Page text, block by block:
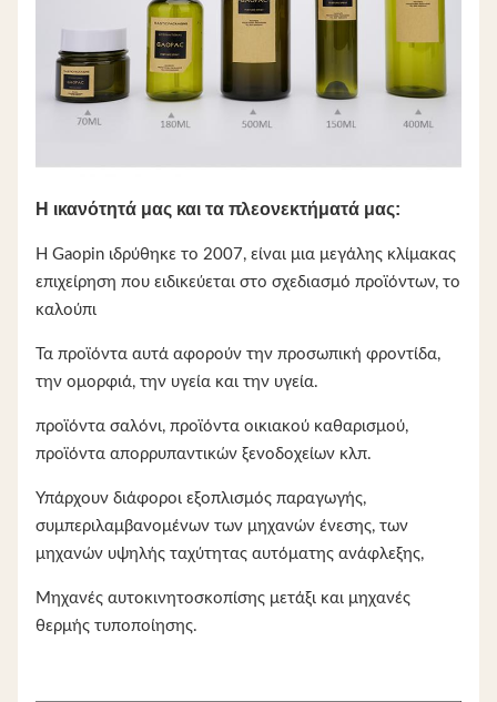
Η ικανότητά μας και τα πλεονεκτήματά μας:
Η Gaopin ιδρύθηκε το 2007, είναι μια μεγάλης κλίμακας
επιχείρηση που ειδικεύεται στο σχεδιασμό προϊόντων, το
καλούπι
Τα προϊόντα αυτά αφορούν την προσωπική φροντίδα,
την ομορφιά, την υγεία και την υγεία.
προϊόντα σαλόνι, προϊόντα οικιακού καθαρισμού,
προϊόντα απορρυπαντικών ξενοδοχείων κλπ.
Υπάρχουν διάφοροι εξοπλισμός παραγωγής,
συμπεριλαμβανομένων των μηχανών ένεσης, των
μηχανών υψηλής ταχύτητας αυτόματης ανάφλεξης,
Μηχανές αυτοκινητοσκοπίσης μετάξι και μηχανές
θερμής τυποποίησης.